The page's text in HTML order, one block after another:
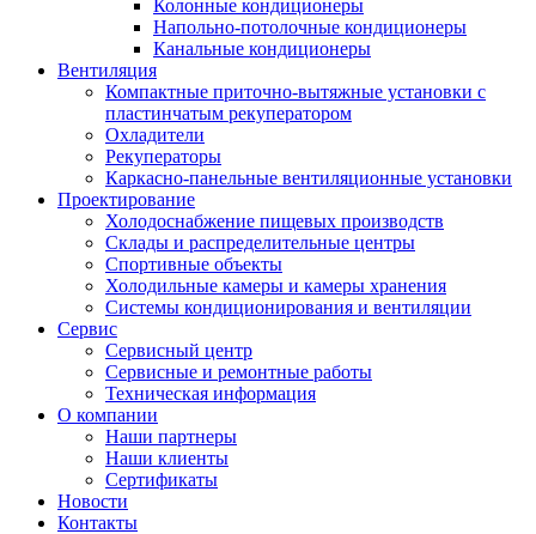
Колонные кондиционеры
Напольно-потолочные кондиционеры
Канальные кондиционеры
Вентиляция
Компактные приточно-вытяжные установки с
пластинчатым рекуператором
Охладители
Рекуператоры
Каркасно-панельные вентиляционные установки
Проектирование
Холодоснабжение пищевых производств
Склады и распределительные центры
Спортивные объекты
Холодильные камеры и камеры хранения
Системы кондиционирования и вентиляции
Сервис
Сервисный центр
Сервисные и ремонтные работы
Техническая информация
О компании
Наши партнеры
Наши клиенты
Сертификаты
Новости
Контакты